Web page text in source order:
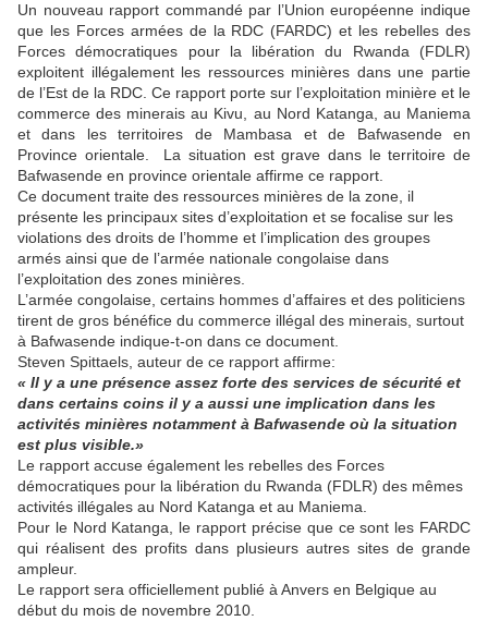
Un nouveau rapport commandé par l’Union européenne indique
que les Forces armées de la RDC (FARDC) et les rebelles des
Forces démocratiques pour la libération du Rwanda (FDLR)
exploitent illégalement les ressources minières dans une partie
de l’Est de la RDC. Ce rapport porte sur l’exploitation minière et le
commerce des minerais au Kivu, au Nord Katanga, au Maniema
et dans les territoires de Mambasa et de Bafwasende en
Province orientale.
La situation est grave dans le territoire de
Bafwasende en province orientale affirme ce rapport.
Ce document traite des ressources minières de la zone, il
présente les principaux sites d’exploitation et se focalise sur les
violations des droits de l’homme et l’implication des groupes
armés ainsi que de l’armée nationale congolaise dans
l’exploitation des zones minières.
L’armée congolaise, certains hommes d’affaires et des politiciens
tirent de gros bénéfice du commerce illégal des minerais, surtout
à Bafwasende indique-t-on dans ce document.
Steven Spittaels, auteur de ce rapport affirme:
« Il y a une présence assez forte des services de sécurité et
dans certains coins il y a aussi une implication dans les
activités minières notamment à Bafwasende où la situation
est plus visible.»
Le rapport accuse également les rebelles des Forces
démocratiques pour la libération du Rwanda (FDLR) des mêmes
activités illégales au Nord Katanga et au Maniema.
Pour le Nord Katanga, le rapport précise que ce sont les FARDC
qui réalisent des profits dans plusieurs autres sites de grande
ampleur.
Le rapport sera officiellement publié à Anvers en Belgique au
début du mois de novembre 2010.